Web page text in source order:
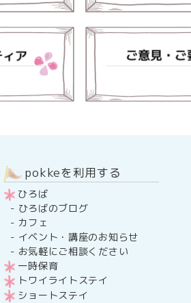
pokkeを利用する
ひろば
- ひろばのブログ
- カフェ
- イベント・講座のお知らせ
- お気軽にご相談ください
一時保育
トワイライトステイ
ショートステイ